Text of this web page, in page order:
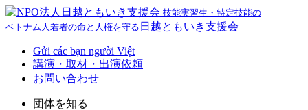
技能実習生・特定技能の
ベトナム人若者の命と人権を守る 日越ともいき支援会
Gửi các bạn người Việt
講演・取材・出演依頼
お問い合わせ
団体を知る